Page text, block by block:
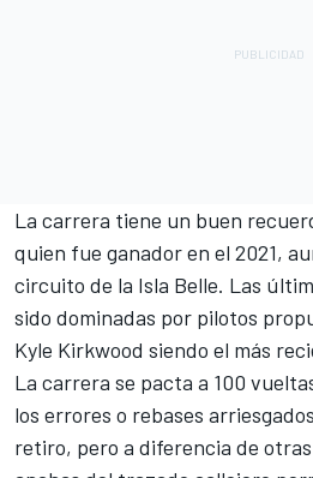
La carrera tiene un buen
quien fue ganador en el 2021,
circuito de la Isla Belle. Las
sido dominadas por pilotos
Kyle Kirkwood siendo el más
La carrera se pacta a 100
los errores o rebases
retiro, pero a diferencia de